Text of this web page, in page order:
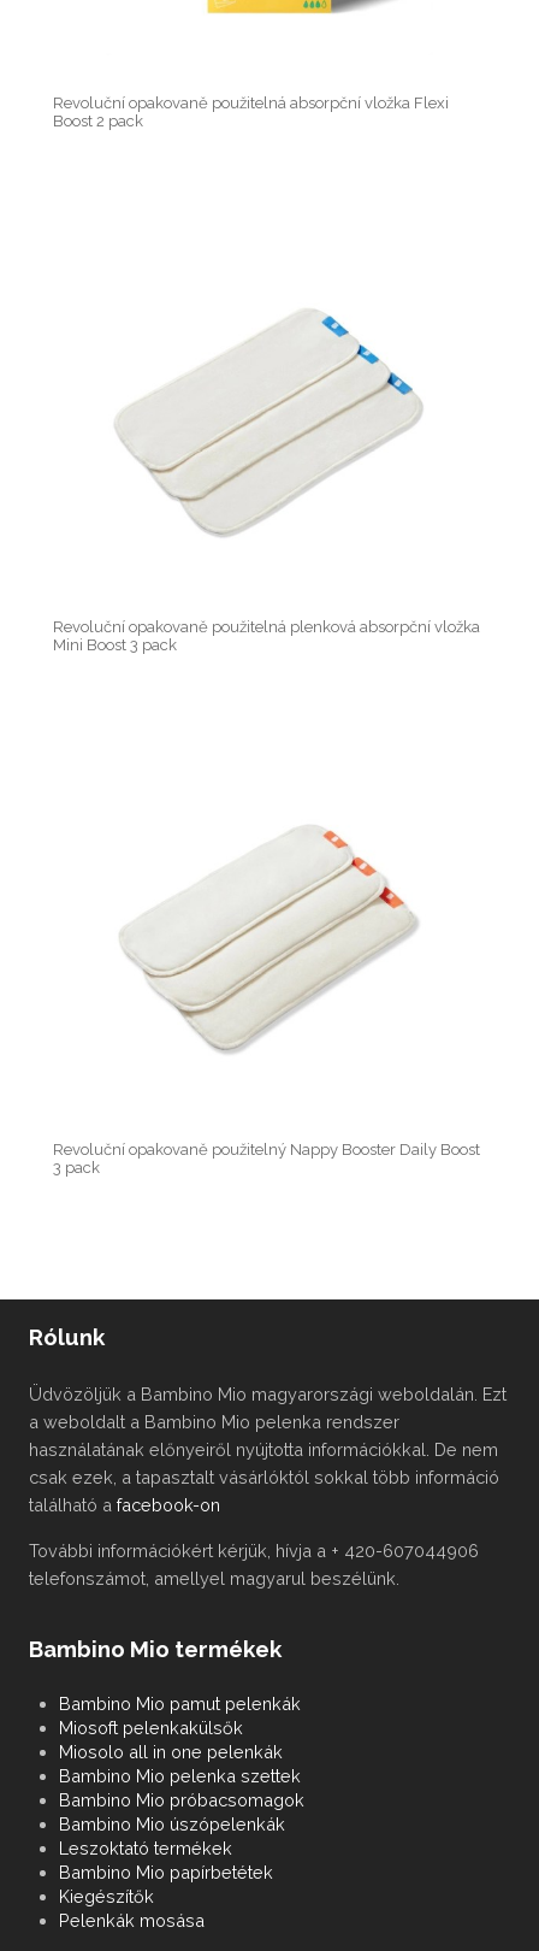
Revoluční opakovaně použitelná absorpční vložka Flexi
Boost 2 pack
Revoluční opakovaně použitelná plenková absorpční vložka
Mini Boost 3 pack
Revoluční opakovaně použitelný Nappy Booster Daily Boost
3 pack
Rólunk
Üdvözöljük a Bambino Mio magyarországi weboldalán. Ezt
a weboldalt a Bambino Mio pelenka rendszer
használatának előnyeiről nyújtotta információkkal. De nem
csak ezek, a tapasztalt vásárlóktól sokkal több információ
található a facebook-on
További információkért kérjük, hívja a + 420-607044906
telefonszámot, amellyel magyarul beszélünk.
Bambino Mio termékek
Bambino Mio pamut pelenkák
Miosoft pelenkakülsők
Miosolo all in one pelenkák
Bambino Mio pelenka szettek
Bambino Mio próbacsomagok
Bambino Mio úszópelenkák
Leszoktató termékek
Bambino Mio papírbetétek
Kiegészítők
Pelenkák mosása